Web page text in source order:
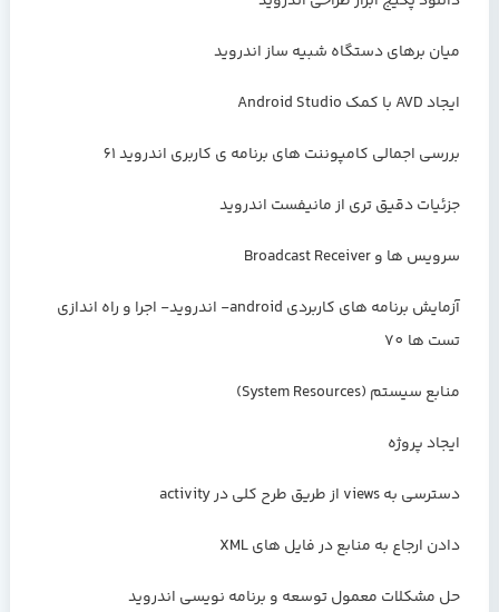
میان برهای دستگاه شبیه ساز اندروید
ایجاد AVD با کمک Android Studio
بررسی اجمالی کامپوننت های برنامه ی کاربری اندروید 61
جزئیات دقیق تری از مانیفست اندروید
سرویس ها و Broadcast Receiver
آزمایش برنامه های کاربردی android- اندروید- اجرا و راه اندازی
تست ها 70
منابع سیستم (System Resources)
ایجاد پروژه
دسترسی به views از طریق طرح کلی در activity
دادن ارجاع به منابع در فایل های XML
حل مشکلات معمول توسعه و برنامه نویسی اندروید